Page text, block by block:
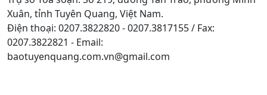
Xuân, tỉnh Tuyên Quang, Việt Nam.
Điện thoại: 0207.3822820 - 0207.3817155 / Fax:
0207.3822821 - Email:
baotuyenquang.com.vn@gmail.com